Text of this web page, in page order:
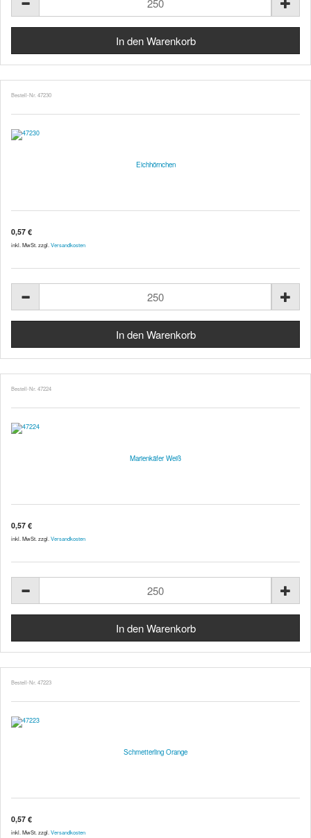
Bestell-Nr. 47230
Eichhörnchen
0,57 €
inkl. MwSt. zzgl. Versandkosten
Bestell-Nr. 47224
Marienkäfer Weiß
0,57 €
inkl. MwSt. zzgl. Versandkosten
Bestell-Nr. 47223
Schmetterling Orange
0,57 €
inkl. MwSt. zzgl. Versandkosten